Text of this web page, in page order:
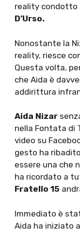
reality condotto
D’Urso.
Nonostante la
reality, riesce
Questa volta,
che Aida è
addirittura
Aida Nizar
nella Fontata di
video su
gesto ha
essere una che
ha ricordato a
Fratello 15
Immediato è
Aida ha iniziato